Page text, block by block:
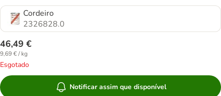
Cordeiro
2326828.0
46,49 €
9,69 € / kg
Esgotado
Notificar assim que disponível